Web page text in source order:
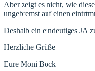
Aber zeigt es nicht, wie
ungebremst auf einen
Deshalb ein eindeutiges JA
Herzliche Grüße
Eure Moni Bock